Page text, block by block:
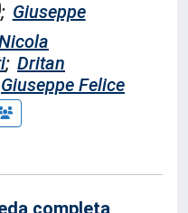
; Giuseppe
; Dritan
Giuseppe Felice
completa